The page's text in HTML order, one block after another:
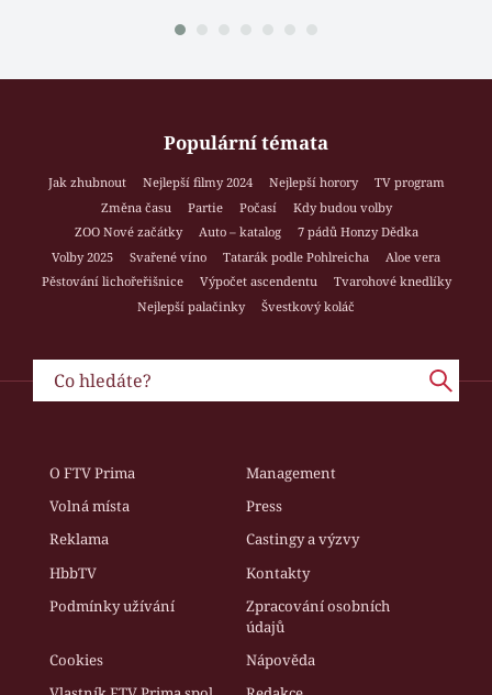
Populární témata
Jak zhubnout Nejlepší filmy 2024 Nejlepší horory
TV program
Změna času
Partie Počasí
Kdy budou volby
ZOO Nové začátky
Auto – katalog
7 pádů Honzy Dědka
Volby 2025
Svařené víno Tatarák podle Pohlreicha
Aloe vera
Pěstování lichořeřišnice
Výpočet ascendentu
Tvarohové knedlíky
Nejlepší palačinky
Švestkový koláč
O FTV Prima
Management
Volná místa
Press
Reklama
Castingy a výzvy
HbbTV
Kontakty
Podmínky užívání
Zpracování osobních
údajů
Cookies
Nápověda